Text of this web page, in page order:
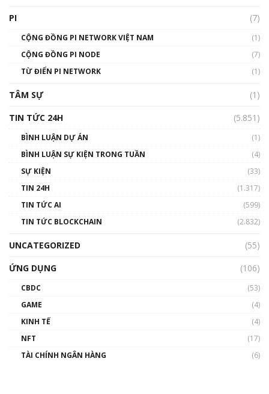
Talkshow 14: MemeCoin – Trò đùa tỷ đô
01:29:26
PI (7)
CỘNG ĐỒNG PI NETWORK VIỆT NAM
(1)
CỘNG ĐỒNG PI NODE
(7)
TỪ ĐIỂN PI NETWORK
(1)
TÂM SỰ
(1)
TIN TỨC 24H
(5.851)
BÌNH LUẬN DỰ ÁN
(1)
BÌNH LUẬN SỰ KIỆN TRONG TUẦN
(4)
SỰ KIỆN
(33)
TIN 24H
(1.317)
TIN TỨC AI
(599)
TIN TỨC BLOCKCHAIN
(2.832)
UNCATEGORIZED
(55)
ỨNG DỤNG
(106)
CBDC
(53)
GAME
(4)
KINH TẾ
(4)
NFT
(17)
TÀI CHÍNH NGÂN HÀNG
(6)